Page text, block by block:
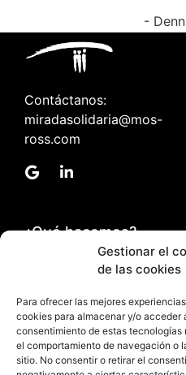
Gestionar el
de las cookies
Para ofrecer las mejores
cookies para almacenar y/o acceder
consentimiento de estas
el comportamiento de navegación o
sitio. No consentir o retirar el
-
Contáctanos:
miradasolidaria@mos-
ross.com
¿Qué hacemos?
Cooperación al desarrollo
Investigación
Divulgación científica